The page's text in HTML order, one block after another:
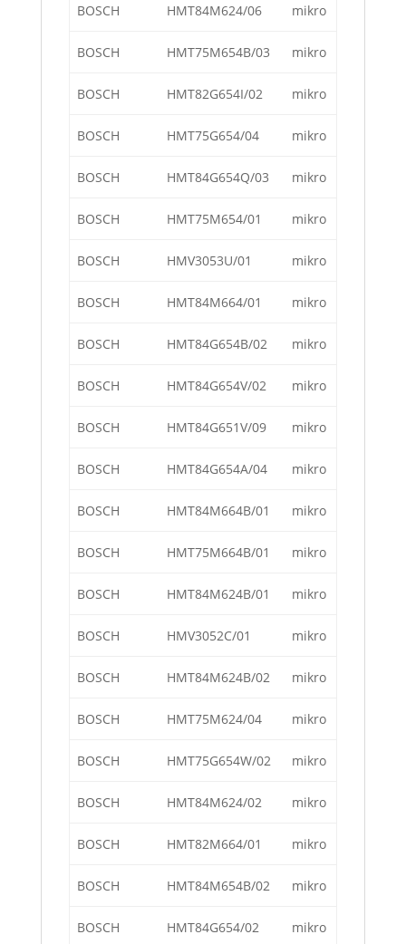
BOSCH HMT84M624/06 mikro
BOSCH HMT75M654B/03 mikro
BOSCH HMT82G654I/02 mikro
BOSCH HMT75G654/04 mikro
BOSCH HMT84G654Q/03 mikro
BOSCH HMT75M654/01 mikro
BOSCH HMV3053U/01 mikro
BOSCH HMT84M664/01 mikro
BOSCH HMT84G654B/02 mikro
BOSCH HMT84G654V/02 mikro
BOSCH HMT84G651V/09 mikro
BOSCH HMT84G654A/04 mikro
BOSCH HMT84M664B/01 mikro
BOSCH HMT75M664B/01 mikro
BOSCH HMT84M624B/01 mikro
BOSCH HMV3052C/01 mikro
BOSCH HMT84M624B/02 mikro
BOSCH HMT75M624/04 mikro
BOSCH HMT75G654W/02 mikro
BOSCH HMT84M624/02 mikro
BOSCH HMT82M664/01 mikro
BOSCH HMT84M654B/02 mikro
BOSCH HMT84G654/02 mikro